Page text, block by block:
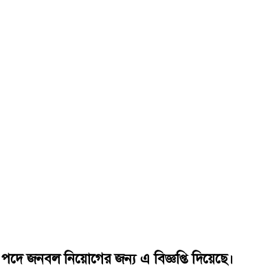
পদে জনবল নিয়োগের জন্য এ বিজ্ঞপ্তি দিয়েছে।